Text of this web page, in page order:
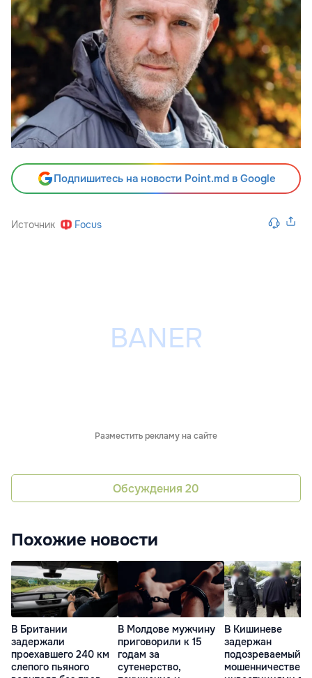
Подпишитесь на новости Point.md в Google
Источник Focus
Разместить рекламу на сайте
Обсуждения 20
Похожие новости
В Британии
задержали
проехавшего 240 км
слепого пьяного
В Молдове мужчину
приговорили к 15
годам за
сутенерство,
В Кишиневе
задержан
подозреваемый в
мошенничестве с